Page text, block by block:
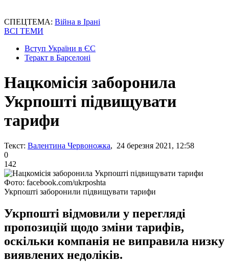
СПЕЦТЕМА: Війна в Ірані
ВСІ ТЕМИ
Вступ України в ЄС
Теракт в Барселоні
Нацкомісія заборонила
Укрпошті підвищувати
тарифи
Текст: Валентина Червоножка, 24 березня 2021, 12:58
0
142
Фото: facebook.com/ukrposhta
Укрпошті заборонили підвищувати тарифи
Укрпошті відмовили у перегляді
пропозицій щодо зміни тарифів,
оскільки компанія не виправила низку
виявлених недоліків.